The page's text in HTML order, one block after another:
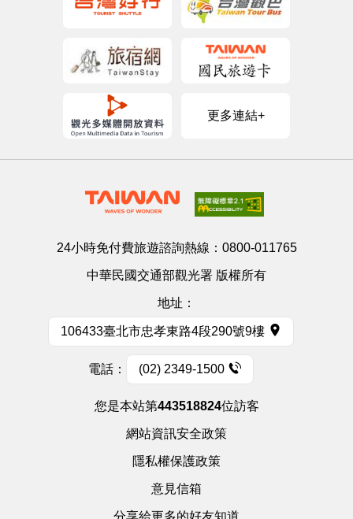
更多連結+
24小時免付費旅遊諮詢熱線： 0800-011765
中華民國交通部觀光署 版權所有
地址：
106433臺北市忠孝東路4段290號9樓
電話： (02) 2349-1500
您是本站第443518824位訪客
網站資訊安全政策
隱私權保護政策
意見信箱
分享給更多的好友知道